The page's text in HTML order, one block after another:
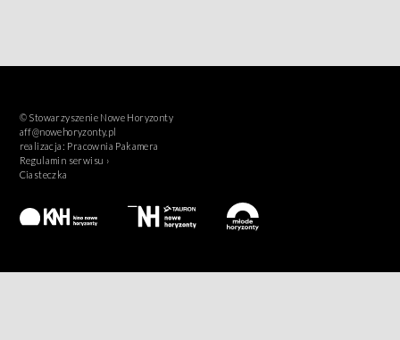
© Stowarzyszenie Nowe Horyzonty
aff@nowehoryzonty.pl
realizacja: Pracownia Pakamera
Regulamin serwisu ›
Ciasteczka